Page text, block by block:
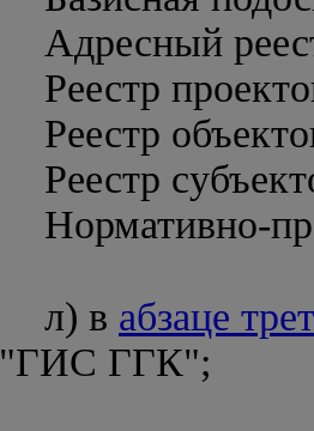
Адресный
Реестр
Реестр
Реестр
Нормативно-
л) в абзаце
"ГИС ГГК";